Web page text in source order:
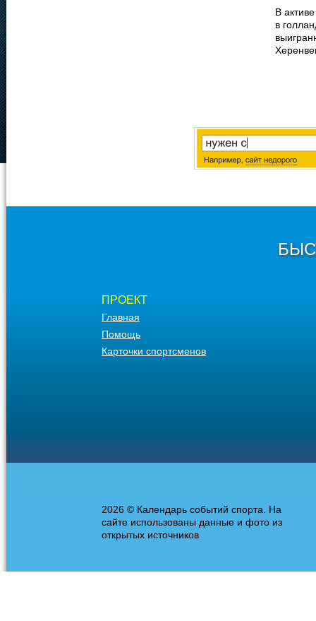
В
в
ПРОЕКТ
Главная
Помощь
Карточки спортсменов
2026 © Календарь событий спорта. На
сайте использованы данные и фото из
открытых источников